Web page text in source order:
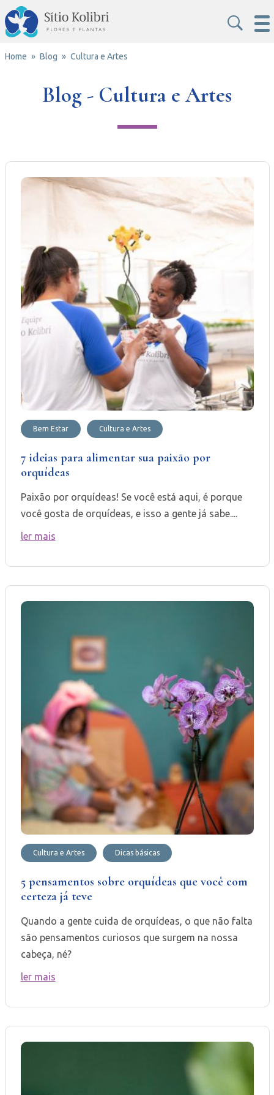
Home Blog Cultura e Artes
Blog - Cultura e Artes
Bem Estar Cultura e Artes
7 ideias para alimentar sua paixão por
orquídeas
Paixão por orquídeas! Se você está aqui, é porque
você gosta de orquídeas, e isso a gente já sabe....
ler mais
Cultura e Artes Dicas básicas
5 pensamentos sobre orquídeas que você com
certeza já teve
Quando a gente cuida de orquídeas, o que não falta
são pensamentos curiosos que surgem na nossa
cabeça, né?
ler mais